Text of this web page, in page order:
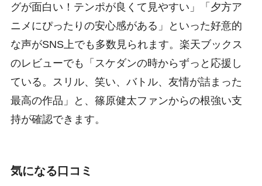
グが面白い！テンポが良くて見やすい」「夕方ア
ニメにぴったりの安心感がある」といった好意的
な声がSNS上でも多数見られます。楽天ブックス
のレビューでも「スケダンの時からずっと応援し
ている。スリル、笑い、バトル、友情が詰まった
最高の作品」と、篠原健太ファンからの根強い支
持が確認できます。
気になる口コミ